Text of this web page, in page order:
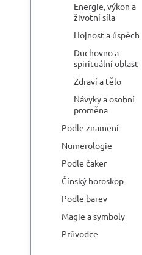
Energie, výkon a
životní síla
Hojnost a úspěch
Duchovno a
spirituální oblast
Zdraví a tělo
Návyky a osobní
proměna
Podle znamení
Numerologie
Podle čaker
Čínský horoskop
Podle barev
Magie a symboly
Průvodce